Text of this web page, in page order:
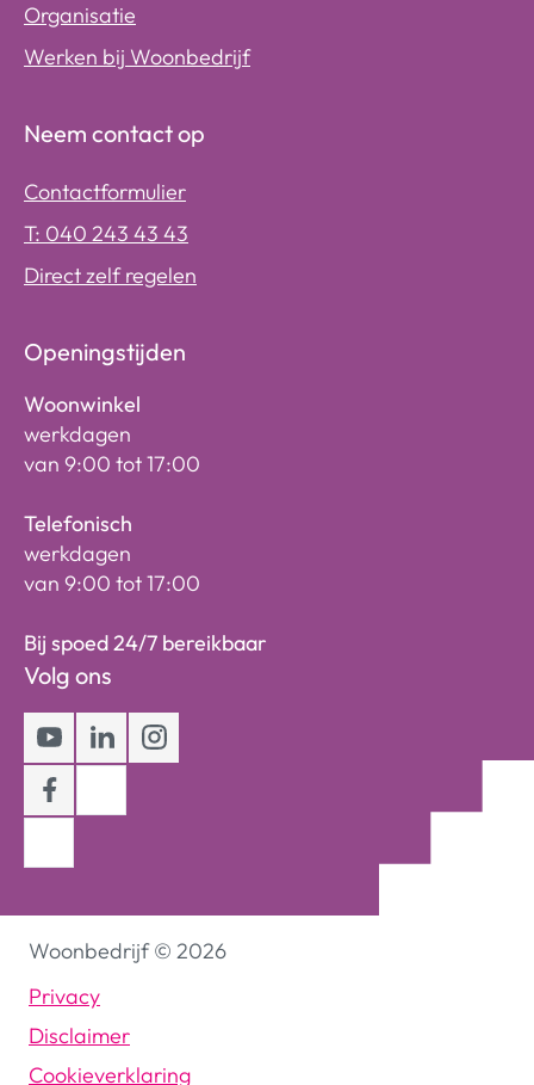
Organisatie
Werken bij Woonbedrijf
Neem contact op
Contactformulier
T: 040 243 43 43
Direct zelf regelen
Openingstijden
Woonwinkel
werkdagen
van 9:00 tot 17:00
Telefonisch
werkdagen
van 9:00 tot 17:00
Bij spoed 24/7 bereikbaar
Volg ons
Youtube
LinkedInInstagram
Facebook
Woonbedrijf© 2026
Privacy
Disclaimer
Cookieverklaring